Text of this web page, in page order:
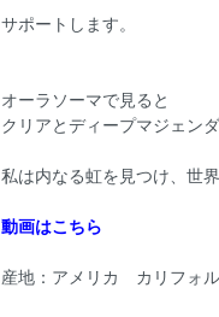
サポートします。
オーラソーマで見ると
クリアとディープマジェ
私は内なる虹を見つけ、世
動画はこちら
産地：アメリカ カリフォ